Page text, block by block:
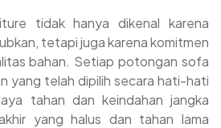
tidak hanya dikenal karena
tetapi juga karena komitmen
bahan. Setiap potongan sofa
yang telah dipilih secara hati-hati
tahan dan keindahan jangka
yang halus dan tahan lama